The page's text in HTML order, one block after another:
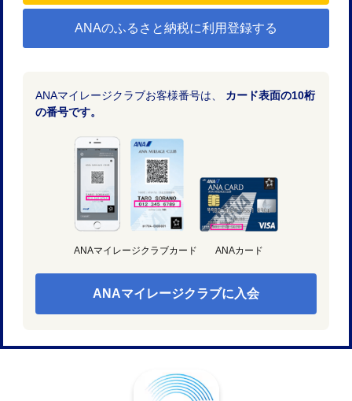
ANAのふるさと納税に利用登録する
ANAマイレージクラブお客様番号は、 カード表面の10桁
の番号です。
ANAマイレージクラブカード ANAカード
ANAマイレージクラブに入会